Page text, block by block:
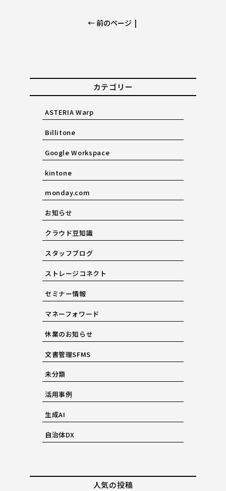
← 前のページ |
カテゴリー
ASTERIA Warp
Billitone
Google Workspace
kintone
monday.com
お知らせ
クラウド豆知識
スタッフブログ
ストレージコネクト
セミナー情報
マネーフォワード
休業のお知らせ
文書管理SFMS
未分類
活用事例
生成AI
自治体DX
人気の投稿